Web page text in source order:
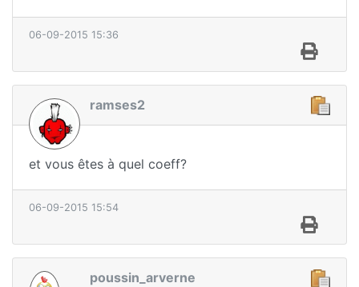
06-09-2015 15:36
ramses2
et vous êtes à quel coeff?
06-09-2015 15:54
poussin_arverne